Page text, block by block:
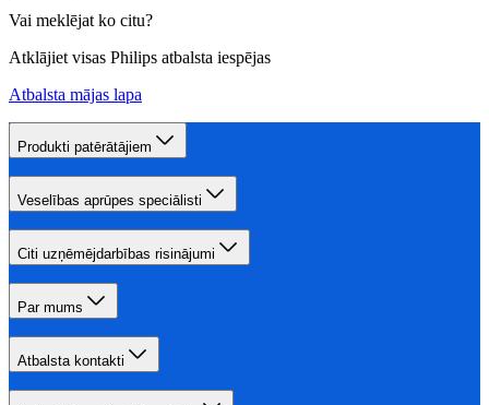
Vai meklējat ko citu?
Atklājiet visas Philips atbalsta iespējas
Atbalsta mājas lapa
Produkti patērātājiem
Veselības aprūpes speciālisti
Citi uzņēmējdarbības risinājumi
Par mums
Atbalsta kontakti